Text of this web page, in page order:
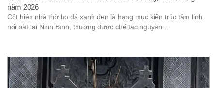
năm 2026
Cột hiên nhà thờ họ đá xanh đen là hạng mục kiến trúc tâm linh
nổi bật tại Ninh Bình, thường được chế tác nguyên ...